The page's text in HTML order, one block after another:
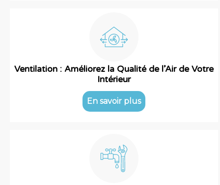
Ventilation : Améliorez la Qualité de l’Air de Votre
Intérieur
En savoir plus